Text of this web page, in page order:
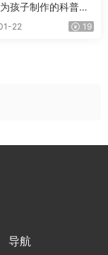
孩子制作的科普动
22 19
导航